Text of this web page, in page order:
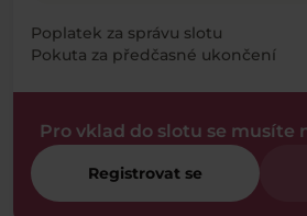
Poplatek za správu slotu
Pokuta za předčasné ukončení
Pro vklad do slotu se musíte
Registrovat se